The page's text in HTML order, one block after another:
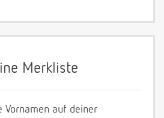
Merkliste
Vornamen auf deiner